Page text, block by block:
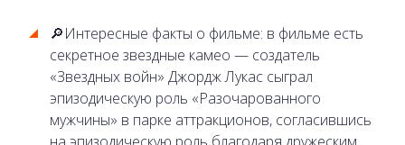
🔎Интересные факты о фильме: в фильме есть
секретное звездные камео — создатель
«Звездных войн» Джордж Лукас сыграл
эпизодическую роль «Разочарованного
мужчины» в парке аттракционов, согласившись